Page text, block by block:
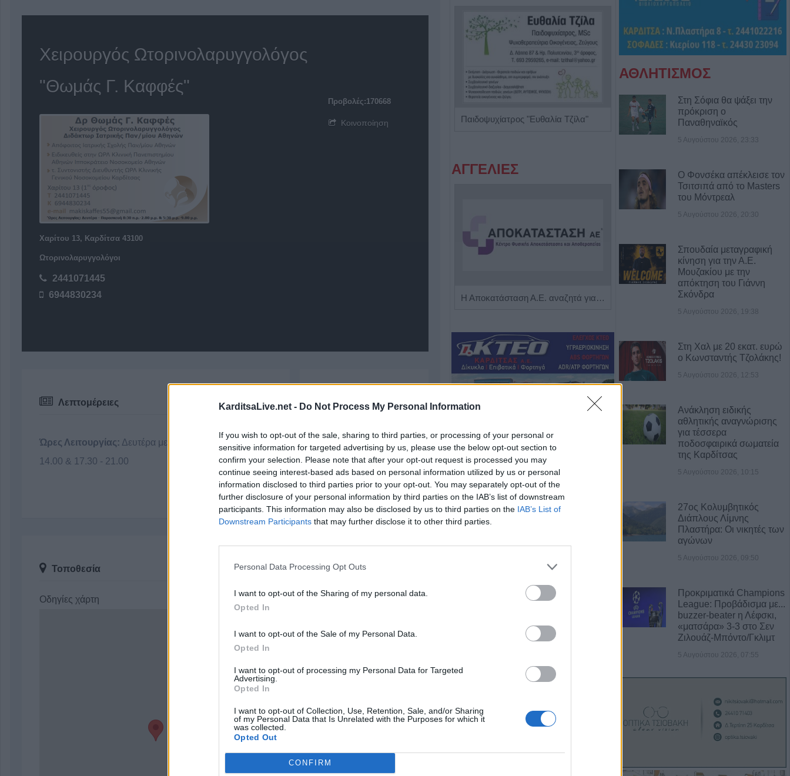
KarditsaLive.net - Do Not Process My Personal Information
If you wish to opt-out of the sale, sharing to third parties, or processing of your personal or
sensitive information for targeted advertising by us, please use the below opt-out section to
confirm your selection. Please note that after your opt-out request is processed you may
continue seeing interest-based ads based on personal information utilized by us or personal
information disclosed to third parties prior to your opt-out. You may separately opt-out of the
further disclosure of your personal information by third parties on the IAB’s list of downstream
participants. This information may also be disclosed by us to third parties on the IAB’s List of
Downstream Participants that may further disclose it to other third parties.
Personal Data Processing Opt Outs
I want to opt-out of the Sharing of my personal data.
Opted In
I want to opt-out of the Sale of my Personal Data.
Opted In
I want to opt-out of processing my Personal Data for Targeted
Advertising.
Opted In
I want to opt-out of Collection, Use, Retention, Sale, and/or Sharing
of my Personal Data that Is Unrelated with the Purposes for which it
was collected.
Opted Out
CONFIRM
Χειρουργός Ωτορινολαρυγγολόγος
"Θωμάς Γ. Καφφές"
Χαρίτου 13, Καρδίτσα 43100
Ωτορινολαρυγγολόγοι
2441071445
6944830234
Προβολές:170668
Κοινοποίηση
Λεπτομέρειες
Ώρες Λειτουργίας: Δευτέρα με Παρασκευή 08.30 -
14.00 & 17.30 - 21.00
Τοποθεσία
Οδηγίες χάρτη
2441071445
6944830234
Παιδοψυχίατρος "Ευθαλία Τζίλα" Ψυχολόγος 'Ζενζεφύλλη Σεβαστή'
ΑΓΓΕΛΙΕΣ
Η Αποκατάσταση Α.Ε. αναζητά για εργασία Νοσηλευτές και Βοηθούς Νοσηλευτές
ΤΕΛΕΥΤΑΙΑ ΝΕΑ
ΛΑ.ΣΥ. Θεσσαλίας: "Συναινετικά οι
παρατάξεις Κουρέτα-Αγοραστού,
που αποτελούν την περιφερειακή
επιτροπή Θεσσαλίας, ξεπέταξαν
102 θέματα, σε 12 λεπτά!"
6 Αυγούστου 2026, 09:57
την τελευταία εβδομάδα
Διακοπές ρεύματος στην Άρτα και
Έκρηξη και φωτιά σε
μετασχηματιστή (+Βίντεο)
Την Κυριακή 9 Αυγούστου το
ετήσιο μνημόσυνο της Αγορής
6 Αυγούστου 2026, 07:42
ΑΘΛΗΤΙΣΜΟΣ
Στη Σόφια θα ψάξει την
πρόκριση ο
Παναθηναϊκός
5 Αυγούστου 2026, 23:33
Ο Φονσέκα απέκλεισε τον
Τσιτσιπά από το Masters
του Μόντρεαλ
5 Αυγούστου 2026, 20:30
Σπουδαία μεταγραφική
κίνηση για την Α.Ε.
Μουζακίου με την
απόκτηση του Γιάννη
Σκόνδρα
5 Αυγούστου 2026, 19:38
Στη Χαλ με 20 εκατ. ευρώ
ο Κωνσταντής Τζολάκης!
5 Αυγούστου 2026, 12:53
Ανάκληση ειδικής
αθλητικής αναγνώρισης
για τέσσερα
ποδοσφαιρικά σωματεία
της Καρδίτσας
5 Αυγούστου 2026, 10:15
27ος Κολυμβητικός
Διάπλους Λίμνης
Πλαστήρα: Οι νικητές των
αγώνων
5 Αυγούστου 2026, 09:50
Προκριματικά Champions
League: Προβάδισμα με...
buzzer-beater η Λέφσκι,
«ματσάρα» 3-3 στο Σεν
Ζιλουάζ-Μπόντο/Γκλιμτ
5 Αυγούστου 2026, 07:55